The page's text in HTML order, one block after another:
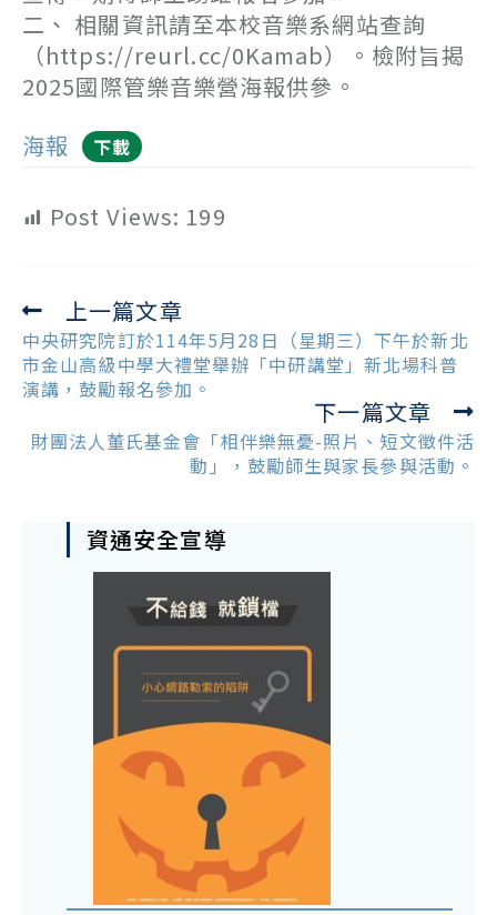
二、 相關資訊請至本校音樂系網站查詢
（https://reurl.cc/0Kamab）。檢附旨揭
2025國際管樂音樂營海報供參。
海報
下載
Post Views: 199
Read
more
articles
上一篇文章
中央研究院訂於114年5月28日（星期三）下午於新北
市金山高級中學大禮堂舉辦「中研講堂」新北場科普
演講，鼓勵報名參加。
下一篇文章
財團法人董氏基金會「相伴樂無憂-照片、短文徵件活
動」，鼓勵師生與家長參與活動。
資通安全宣導